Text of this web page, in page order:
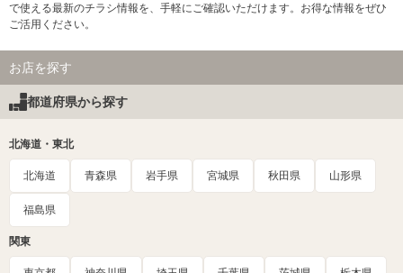
で使える最新のチラシ情報を、手軽にご確認いただけます。お得な情報をぜひ
ご活用ください。
お店を探す
都道府県から探す
北海道・東北
北海道 青森県 岩手県 宮城県 秋田県 山形県
福島県
関東